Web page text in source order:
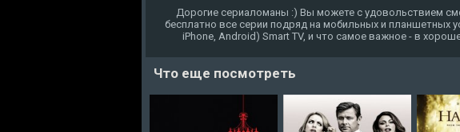
Дорогие сериаломаны :) Вы можете с удовольствием
бесплатно все серии подряд на мобильных и планшетных
iPhone, Android) Smart TV, и что самое важное - в
Что еще посмотреть